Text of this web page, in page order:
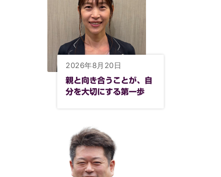
2026年8月20日
親と向き合うことが、自
分を大切にする第一歩